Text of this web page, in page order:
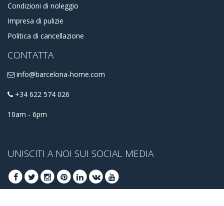
Condizioni di noleggio
Impresa di pulizie
Politica di cancellazione
CONTATTA
info@barcelona-home.com
+34 622 574 026
10am - 6pm
UNISCITI A NOI SUI SOCIAL MEDIA